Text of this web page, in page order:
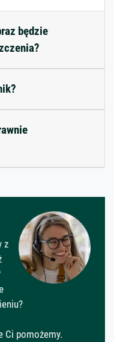
będzie
z
Ci pomożemy.